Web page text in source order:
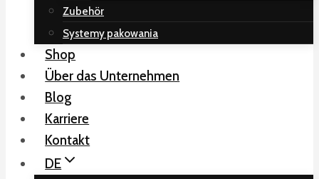
Zubehör
Systemy pakowania
Shop
Über das Unternehmen
Blog
Karriere
Kontakt
DE